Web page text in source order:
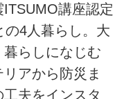
講座認定
の4人暮らし。大
らしになじむ
アから防災ま
夫をインスタ